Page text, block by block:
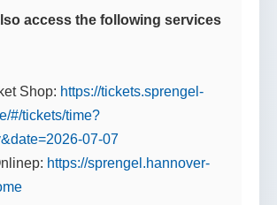
access the following services
Shop: https://tickets.sprengel-
#/tickets/time?
07-07
https://sprengel.hannover-